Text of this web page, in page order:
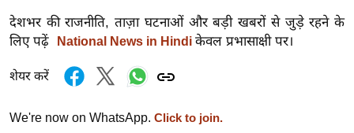
ज
न
ज
त
देशभर की राजनीति, ताज़ा घटनाओं और बड़ी खबरों से जुड़े रहने के
लिए पढ़ें
National News in Hindi केवल प्रभासाक्षी पर।
शेयर करें
We're now on WhatsApp. Click to join.